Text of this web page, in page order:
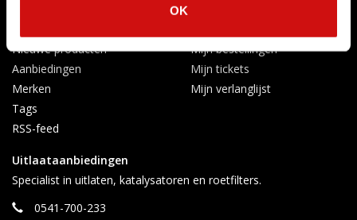
OK
Nieuwe producten
Aanbiedingen
Merken
Tags
RSS-feed
Mijn bestellingen
Mijn tickets
Mijn verlanglijst
Uitlaataanbiedingen
Specialist in uitlaten, katalysatoren en roetfilters.
0541-700-233